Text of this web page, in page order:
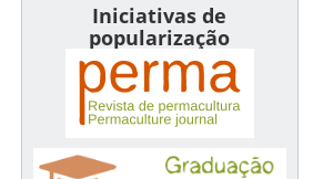
Iniciativas de
popularização